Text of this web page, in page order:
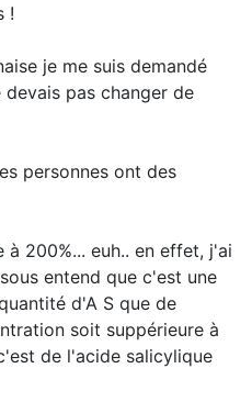
!
je me suis demandé
pas changer de
personnes ont des
200%... euh.. en effet, j'ai
entend que c'est une
d'A S que de
soit suppérieure à
de l'acide salicylique